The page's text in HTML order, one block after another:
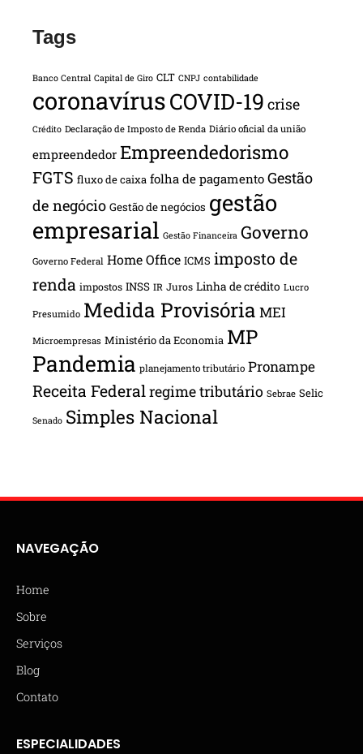
Tags
Banco Central Capital de Giro CLT CNPJ contabilidade
coronavírusCOVID-19 crise
Crédito Declaração de Imposto de Renda Diário oficial da união
empreendedor Empreendedorismo
FGTS fluxo de caixa folha de pagamento Gestão
de negócio Gestão de negócios gestão
empresarial Gestão Financeira Governo
Governo Federal Home Office ICMS imposto de
renda impostos INSS IR Juros Linha de crédito Lucro
Presumido Medida Provisória MEI
Microempresas Ministério da Economia MP
Pandemia planejamento tributário Pronampe
Receita Federalregime tributário Sebrae Selic
Senado Simples Nacional
NAVEGAÇÃO
Home
Sobre
Serviços
Blog
Contato
ESPECIALIDADES